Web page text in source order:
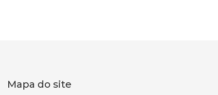
Mapa do site